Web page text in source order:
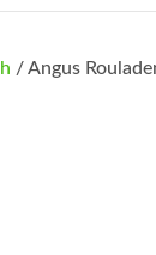
/ Angus